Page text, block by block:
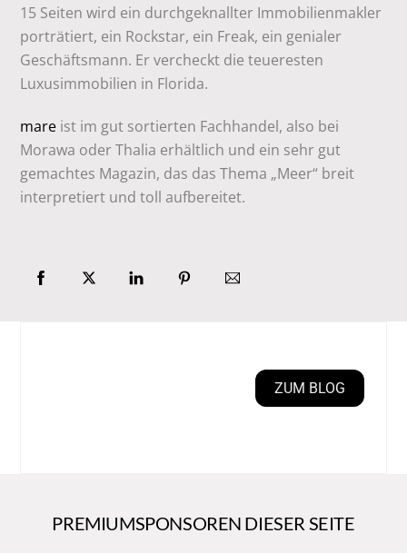
15 Seiten wird ein durchgeknallter Immobilienmakler
porträtiert, ein Rockstar, ein Freak, ein genialer
Geschäftsmann. Er vercheckt die teueresten
Luxusimmobilien in Florida.
mare ist im gut sortierten Fachhandel, also bei
Morawa oder Thalia erhältlich und ein sehr gut
gemachtes Magazin, das das Thema „Meer“ breit
interpretiert und toll aufbereitet.
ZUM BLOG
PREMIUMSPONSOREN DIESER SEITE